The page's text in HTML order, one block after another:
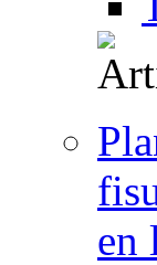
en